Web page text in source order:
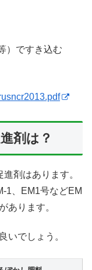
）ですき込む
剤は？
剤はあります。
1、EM1号などEM
あります。
いでしょう。